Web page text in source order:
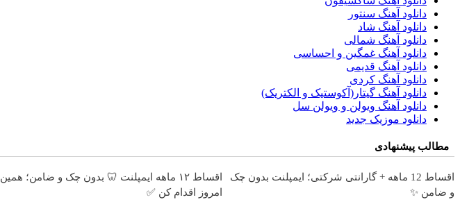
دانلود آهنگ سنتور
دانلود آهنگ شاد
دانلود آهنگ شمالی
دانلود آهنگ غمگین و احساسی
دانلود آهنگ قدیمی
دانلود آهنگ کردی
دانلود آهنگ گیتار(آکوستیک و الکتریک)
دانلود آهنگ ویولن و ویولن سل
دانلود موزیک جدید
مطالب پیشنهادی
اقساط 12 ماهه + گارانتی شرکتی؛ ایمپلنت بدون چک
و ضامن ✨
اقساط ۱۲ ماهه ایمپلنت 🦷 بدون چک و ضامن؛ همین
امروز اقدام کن ✅